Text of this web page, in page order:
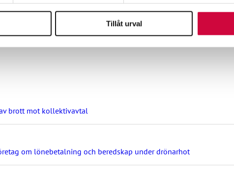
Tillåt urval
brott mot kollektivavtal
om lönebetalning och beredskap under drönarhot